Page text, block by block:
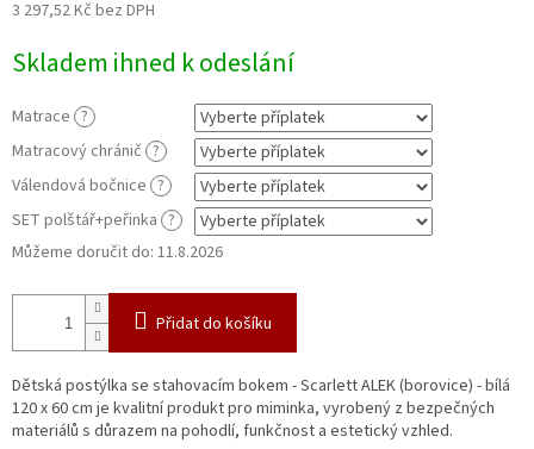
3 297,52 Kč bez DPH
cena:
Skladem ihned k odeslání
Matrace ?
Matracový chránič ?
Válendová bočnice ?
SET polštář+peřinka ?
Můžeme doručit do: 11.8.2026
Přidat do košíku
Dětská postýlka se stahovacím bokem - Scarlett ALEK (borovice) - bílá
120 x 60 cm je kvalitní produkt pro miminka, vyrobený z bezpečných
materiálů s důrazem na pohodlí, funkčnost a estetický vzhled.